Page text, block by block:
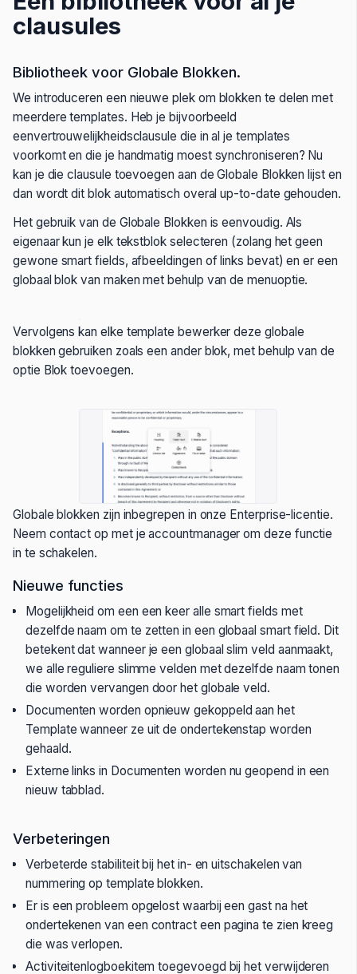
clausules
Bibliotheek voor Globale Blokken.
We introduceren een nieuwe plek om blokken te delen met
meerdere templates. Heb je bijvoorbeeld
eenvertrouwelijkheidsclausule die in al je templates
voorkomt en die je handmatig moest synchroniseren? Nu
kan je die clausule toevoegen aan de Globale Blokken lijst en
dan wordt dit blok automatisch overal up-to-date gehouden.
Het gebruik van de Globale Blokken is eenvoudig. Als
eigenaar kun je elk tekstblok selecteren (zolang het geen
gewone smart fields, afbeeldingen of links bevat) en er een
globaal blok van maken met behulp van de menuoptie.
Vervolgens kan elke template bewerker deze globale
blokken gebruiken zoals een ander blok, met behulp van de
optie Blok toevoegen.
Globale blokken zijn inbegrepen in onze Enterprise-licentie.
Neem contact op met je accountmanager om deze functie
in te schakelen.
Nieuwe functies
Mogelijkheid om een een keer alle smart fields met
dezelfde naam om te zetten in een globaal smart field. Dit
betekent dat wanneer je een globaal slim veld aanmaakt,
we alle reguliere slimme velden met dezelfde naam tonen
die worden vervangen door het globale veld.
Documenten worden opnieuw gekoppeld aan het
Template wanneer ze uit de ondertekenstap worden
gehaald.
Externe links in Documenten worden nu geopend in een
nieuw tabblad.
Verbeteringen
Verbeterde stabiliteit bij het in- en uitschakelen van
nummering op template blokken.
Er is een probleem opgelost waarbij een gast na het
ondertekenen van een contract een pagina te zien kreeg
die was verlopen.
Activiteitenlogboekitem toegevoegd bij het verwijderen